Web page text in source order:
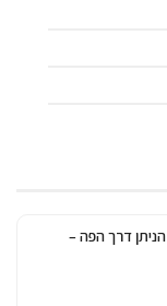
מחקר מבוקר־פלצבו במעכב PCSK9 הניתן דרך הפה –